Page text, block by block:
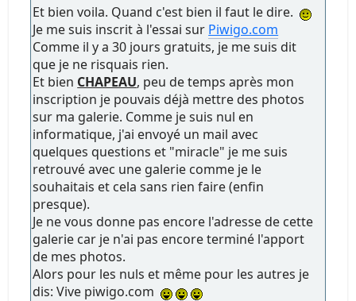
Et bien voila. Quand c'est bien il faut le dire.
Je me suis inscrit à l'essai sur Piwigo.com
Comme il y a 30 jours gratuits, je me suis dit
que je ne risquais rien.
Et bien CHAPEAU, peu de temps après mon
inscription je pouvais déjà mettre des photos
sur ma galerie. Comme je suis nul en
informatique, j'ai envoyé un mail avec
quelques questions et "miracle" je me suis
retrouvé avec une galerie comme je le
souhaitais et cela sans rien faire (enfin
presque).
Je ne vous donne pas encore l'adresse de cette
galerie car je n'ai pas encore terminé l'apport
de mes photos.
Alors pour les nuls et même pour les autres je
dis: Vive piwigo.com